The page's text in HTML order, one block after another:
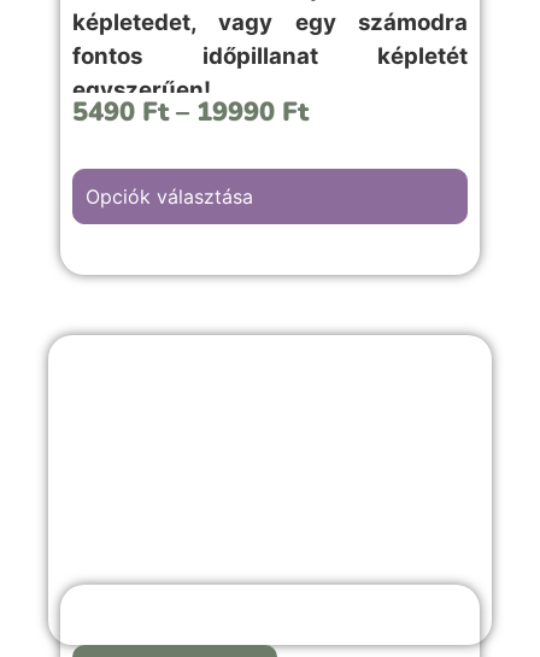
képletedet, vagy egy számodra
fontos időpillanat képletét
egyszerűen!
A “Csillogó rózsa” hátterű kép választása,
emlékekkel teli örömteli pillanathoz
5490 Ft – 19990 Ft
Opciók választása